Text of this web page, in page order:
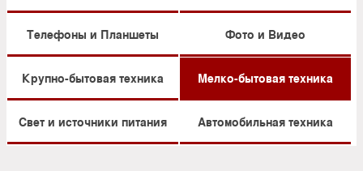
Телефоны и Планшеты Фото и Видео
Крупно-бытовая техника Мелко-бытовая техника
Свет и источники питания Автомобильная техника